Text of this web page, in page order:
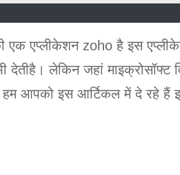
एक एप्लीकेशन zoho है इस
लेकिन जहां माइक्रोसॉफ्ट
आपको इस आर्टिकल में दे रहे हैं